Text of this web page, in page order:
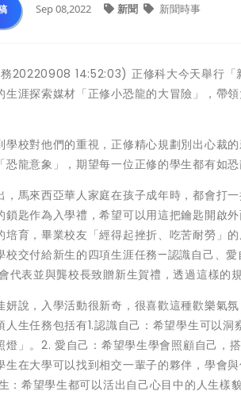
Sep 08,2022 新聞 新聞時事
20220908 14:52:03) 正修科大今天舉行「
生涯探索媒材「正修小恐龍的大冒險」，帶
學校對他們的重視，正修精心規劃別出心裁
恐龍意象」，期望每一位正修的學生都有如
，馬來西亞華人家庭在孩子成年時，都會打
鎖匙作為入學禮，希望可以用這把鑰匙開啟
培育，畢業校友「經得起挫折、吃苦耐勞」
校交付給新生的四項生涯任務—認識自己、
代表並與龔校長致贈新生賀禮，透過這樣的
妍說，入學活動很新奇，很喜歡這種歡樂氣
人生任務包括有1.認識自己：希望學生可以
燈」。2. 愛自己：希望學生學會照顧自己，
生在大學可以找到相交一輩子的夥伴，學會
：希望學生都可以活出自己心目中的人生